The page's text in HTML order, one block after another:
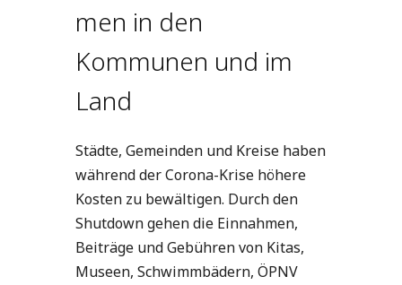
men in den
Kommunen und im
Land
Städte, Gemeinden und Kreise haben
während der Corona-Krise höhere
Kosten zu bewältigen. Durch den
Shutdown gehen die Einnahmen,
Beiträge und Gebühren von Kitas,
Museen, Schwimmbädern, ÖPNV